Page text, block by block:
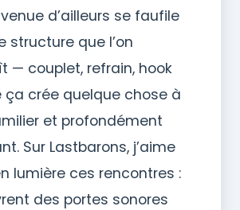
d’ailleurs se faufile
structure que l’on
— couplet, refrain, hook
crée quelque chose à
et profondément
Sur Lastbarons, j’aime
lumière ces rencontres :
des portes sonores